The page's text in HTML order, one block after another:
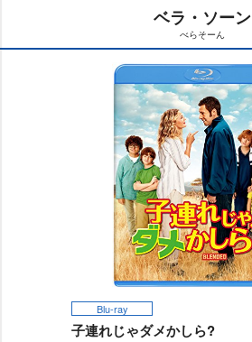
ベラ・ソーン
べらそーん
Blu-ray
子連れじゃダメかしら?